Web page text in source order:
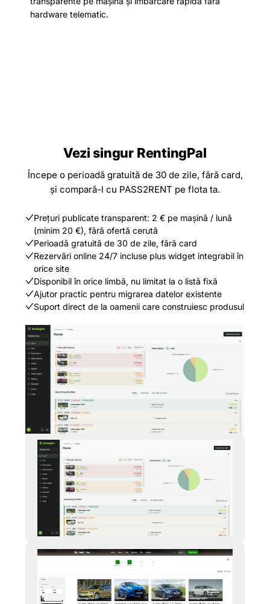
hardware telematic.
Vezi singur RentingPal
Începe o perioadă gratuită de 30 de zile, fără card,
și compară-l cu PASS2RENT pe flota ta.
Prețuri publicate transparent: 2 € pe mașină / lună
(minim 20 €), fără ofertă cerută
Perioadă gratuită de 30 de zile, fără card
Rezervări online 24/7 incluse plus widget integrabil în
orice site
Disponibil în orice limbă, nu limitat la o listă fixă
Ajutor practic pentru migrarea datelor existente
Suport direct de la oamenii care construiesc produsul